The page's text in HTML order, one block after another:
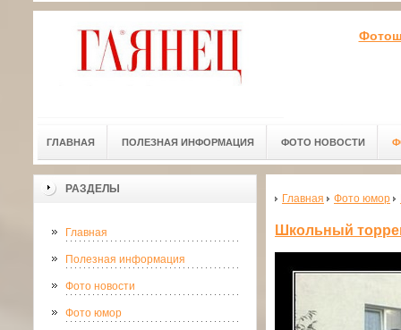
ГЛАВНАЯ ПОЛЕЗНАЯ ИНФОРМАЦИЯ ФОТО НОВОСТИ
РАЗДЕЛЫ
Главная
Полезная информация
Фото новости
Фото юмор
Главная Фото юмор
Школьный